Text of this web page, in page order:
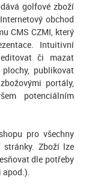
golfové zboží
obchod
CMS CZMI, který
Intuitivní
či mazat
publikovat
portály,
potenciálním
pro všechny
Zboží lze
dle potřeby
apod.).